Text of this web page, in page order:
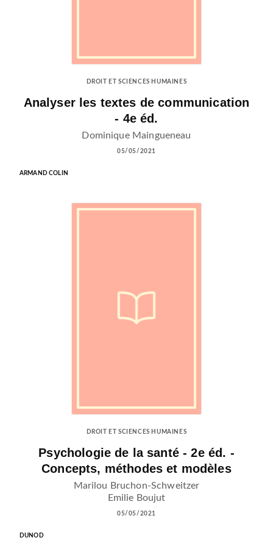
DROIT ET SCIENCES HUMAINES
Analyser les textes de communication
- 4e éd.
Dominique Maingueneau
05/05/2021
ARMAND COLIN
DROIT ET SCIENCES HUMAINES
Psychologie de la santé - 2e éd. -
Concepts, méthodes et modèles
Marilou Bruchon-Schweitzer
Emilie Boujut
05/05/2021
DUNOD